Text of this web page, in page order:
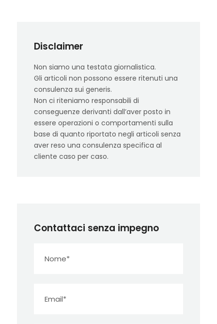
Disclaimer
Non siamo una testata giornalistica.
Gli articoli non possono essere ritenuti una
consulenza sui generis.
Non ci riteniamo responsabili di
conseguenze derivanti dall’aver posto in
essere operazioni o comportamenti sulla
base di quanto riportato negli articoli senza
aver reso una consulenza specifica al
cliente caso per caso.
Contattaci senza impegno